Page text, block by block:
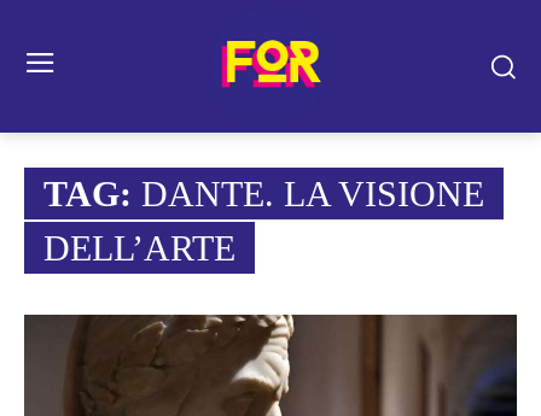
TAG: DANTE. LA VISIONE
DELL’ARTE